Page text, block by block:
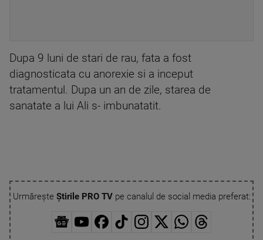
Dupa 9 luni de stari de rau, fata a fost
diagnosticata cu anorexie si a inceput
tratamentul. Dupa un an de zile, starea de
sanatate a lui Ali s- imbunatatit.
Urmărește Știrile PRO TVpe canalul de social media preferat: